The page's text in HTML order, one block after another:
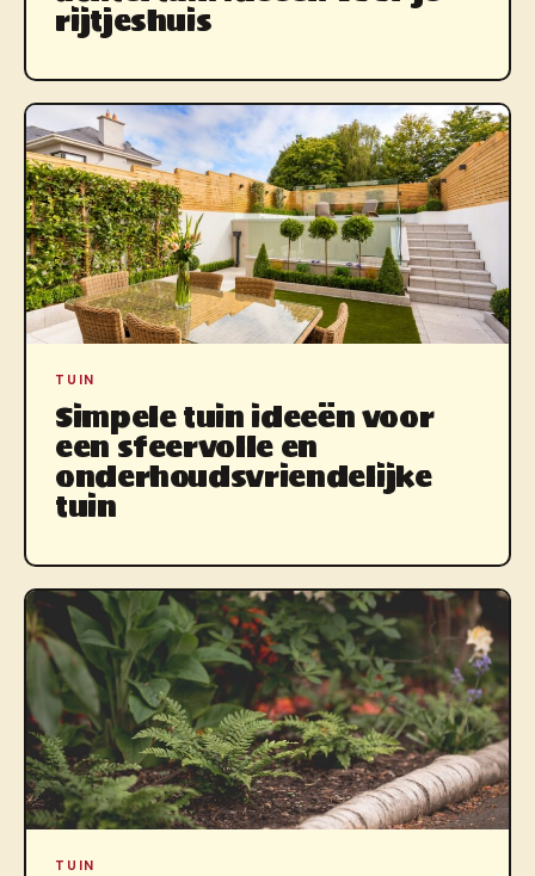
rijtjeshuis
TUIN
Simpele tuin ideeën voor
een sfeervolle en
onderhoudsvriendelijke
tuin
TUIN